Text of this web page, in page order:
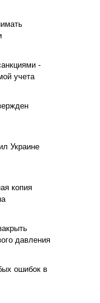
-
учета
Украине
копия
давления
ошибок в